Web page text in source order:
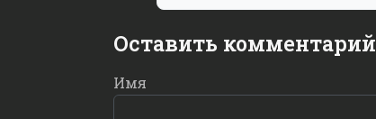
Оставить комментарий
Имя